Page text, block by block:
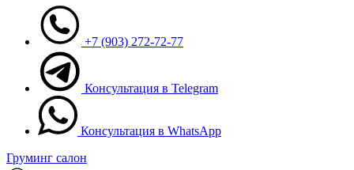
+7 (903) 272-72-77
Консультация в Telegram
Консультация в WhatsApp
Груминг салон